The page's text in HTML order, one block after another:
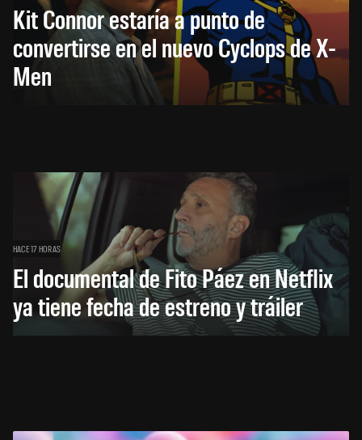
Kit Connor estaría a punto de
convertirse en el nuevo Cyclops de X-
Men
HACE 17 HORAS
El documental de Fito Páez en Netflix
ya tiene fecha de estreno y tráiler